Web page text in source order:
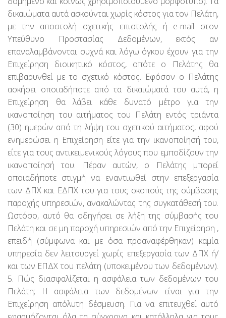
δικαιώματα αυτά ασκούνται χωρίς κόστος για τον Πελάτη,
με την αποστολή σχετικής επιστολής ή e-mail στον
Υπεύθυνο Προστασίας Δεδομένων, εκτός αν
επαναλαμβάνονται συχνά και λόγω όγκου έχουν για την
Επιχείρηση διοικητικό κόστος, οπότε ο Πελάτης θα
επιβαρυνθεί με το σχετικό κόστος. Εφόσον ο Πελάτης
ασκήσει οποιαδήποτε από τα δικαιώματά του αυτά, η
Επιχείρηση θα λάβει κάθε δυνατό μέτρο για την
ικανοποίηση του αιτήματος του Πελάτη εντός τριάντα
(30) ημερών από τη λήψη του σχετικού αιτήματος, αφού
ενημερώσει η Επιχείρηση είτε για την ικανοποίησή του,
είτε για τους αντικειμενικούς λόγους που εμποδίζουν την
ικανοποίησή του. Πέραν αυτών, ο Πελάτης μπορεί
οποιαδήποτε στιγμή να εναντιωθεί στην επεξεργασία
των ΔΠΧ και ΕΔΠΧ του για τους σκοπούς της σύμβασης
παροχής υπηρεσιών, ανακαλώντας της συγκατάθεσή του.
Ωστόσο, αυτό θα οδηγήσει σε λήξη της σύμβασής του
Πελάτη και σε μη παροχή υπηρεσιών από την Επιχείρηση ,
επειδή (σύμφωνα και με όσα προαναφέρθηκαν) καμία
υπηρεσία δεν λειτουργεί χωρίς επεξεργασία των ΔΠΧ ή/
και των ΕΠΔΧ του πελάτη (υποκειμένου των δεδομένων).
5. Πώς διασφαλίζεται η ασφάλεια των δεδομένων του
Πελάτη; Η ασφάλεια των δεδομένων είναι για την
Επιχείρηση απόλυτη δέσμευση. Για να επιτευχθεί αυτό